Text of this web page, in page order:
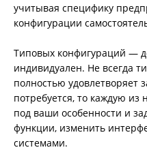
учитывая специфику
конфигурации
Типовых конфигураций —
индивидуален. Не всегда
полностью удовлетворяет
потребуется, то каждую
под ваши особенности и
функции, изменить
системами.